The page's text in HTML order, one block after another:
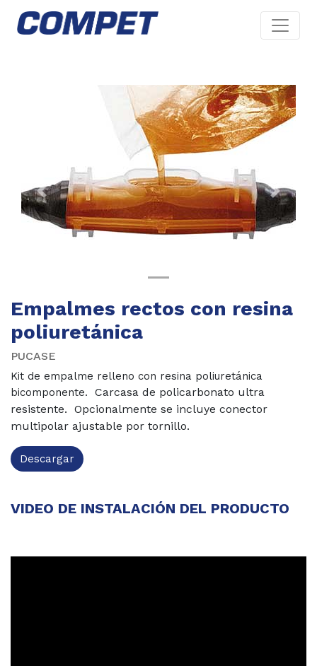
Previous Next
Empalmes rectos con resina
poliuretánica
PUCASE
Kit de empalme relleno con resina poliuretánica
bicomponente. Carcasa de policarbonato ultra
resistente. Opcionalmente se incluye conector
multipolar ajustable por tornillo.
Descargar
VIDEO DE INSTALACIÓN DEL PRODUCTO